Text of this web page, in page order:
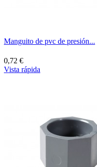
Manguito de pvc de presión...
0,72 €
Vista rápida